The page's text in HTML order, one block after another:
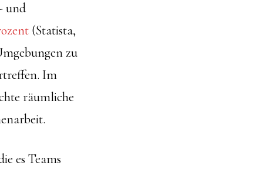
und
(Statista,
zu
Im
räumliche
es Teams